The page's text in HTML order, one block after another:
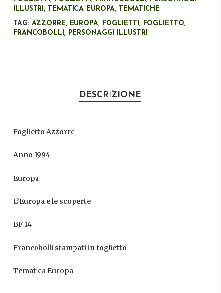
ILLUSTRI, TEMATICA EUROPA, TEMATICHE
TAG: AZZORRE, EUROPA, FOGLIETTI, FOGLIETTO,
FRANCOBOLLI, PERSONAGGI ILLUSTRI
DESCRIZIONE
Foglietto Azzorre
Anno 1994
Europa
L’Europa e le scoperte
BF 14
Francobolli stampati in foglietto
Tematica Europa